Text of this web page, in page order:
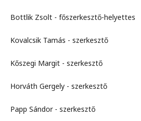
Bottlik Zsolt - főszerkesztő-helyettes
Kovalcsik Tamás - szerkesztő
Kőszegi Margit - szerkesztő
Horváth Gergely - szerkesztő
Papp Sándor - szerkesztő